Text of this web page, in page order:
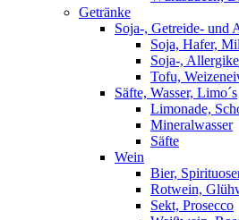
Getränke
Soja-, Getreide- und
Soja, Hafer,
Soja-,
Tofu,
Säfte, Wasser, Limo´s
Limonade,
Mineralwasser
Säfte
Wein
Bier,
Rotwein,
Sekt, Prosecco